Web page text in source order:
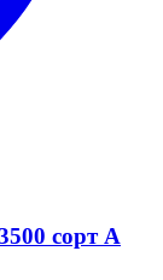
сорт А